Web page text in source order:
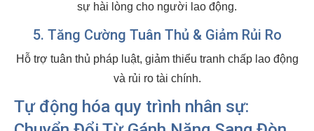
sự hài lòng cho người lao động.
5. Tăng Cường Tuân Thủ & Giảm Rủi Ro
Hỗ trợ tuân thủ pháp luật, giảm thiểu tranh chấp lao động
và rủi ro tài chính.
Tự động hóa quy trình nhân sự: